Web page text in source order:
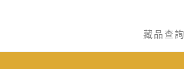
藏品查詢